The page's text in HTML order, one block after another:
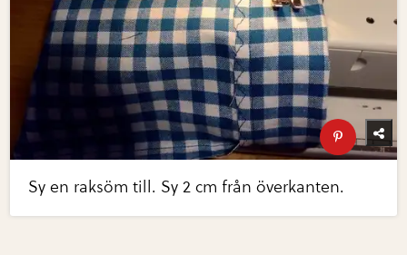
Sy en raksöm till. Sy 2 cm från överkanten.